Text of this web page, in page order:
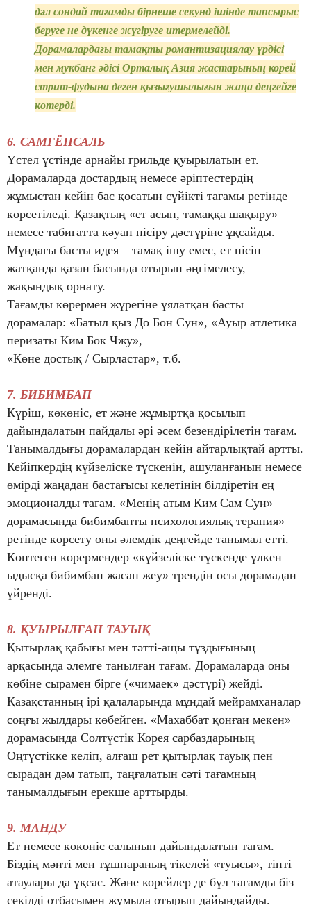
дәл сондай тағамды бірнеше секунд ішінде тапсырыс
беруге не дүкенге жүгіруге итермелейді.
Дорамалардағы тамақты романтизациялау үрдісі
мен мукбанг әдісі Орталық Азия жастарының корей
стрит-фудына деген қызығушылығын жаңа деңгейге
көтерді.
6. САМГЁПСАЛЬ
Үстел үстінде арнайы грильде қуырылатын ет.
Дорамаларда достардың немесе әріптестердің
жұмыстан кейін бас қосатын сүйікті тағамы ретінде
көрсетіледі. Қазақтың «ет асып, тамаққа шақыру»
немесе табиғатта кәуап пісіру дәстүріне ұқсайды.
Мұндағы басты идея – тамақ ішу емес, ет пісіп
жатқанда қазан басында отырып әңгімелесу,
жақындық орнату.
Тағамды көрермен жүрегіне ұялатқан басты
дорамалар: «Батыл қыз До Бон Сун», «Ауыр атлетика
перизаты Ким Бок Чжу»,
«Көне достық / Сырластар», т.б.
7. БИБИМБАП
Күріш, көкөніс, ет және жұмыртқа қосылып
дайындалатын пайдалы әрі әсем безендірілетін тағам.
Танымалдығы дорамалардан кейін айтарлықтай артты.
Кейіпкердің күйзеліске түскенін, ашуланғанын немесе
өмірді жаңадан бастағысы келетінін білдіретін ең
эмоционалды тағам. «Менің атым Ким Сам Сун»
дорамасында бибимбапты психологиялық терапия»
ретінде көрсету оны әлемдік деңгейде танымал етті.
Көптеген көрермендер «күйзеліске түскенде үлкен
ыдысқа бибимбап жасап жеу» трендін осы дорамадан
үйренді.
8. ҚУЫРЫЛҒАН ТАУЫҚ
Қытырлақ қабығы мен тәтті-ащы тұздығының
арқасында әлемге танылған тағам. Дорамаларда оны
көбіне сырамен бірге («чимаек» дәстүрі) жейді.
Қазақстанның ірі қалаларында мұндай мейрамханалар
соңғы жылдары көбейген. «Махаббат қонған мекен»
дорамасында Солтүстік Корея сарбаздарының
Оңтүстікке келіп, алғаш рет қытырлақ тауық пен
сырадан дәм татып, таңғалатын сәті тағамның
танымалдығын ерекше арттырды.
9. МАНДУ
Ет немесе көкөніс салынып дайындалатын тағам.
Біздің мәнті мен тұшпараның тікелей «туысы», тіпті
атаулары да ұқсас. Және корейлер де бұл тағамды біз
секілді отбасымен жұмыла отырып дайындайды.